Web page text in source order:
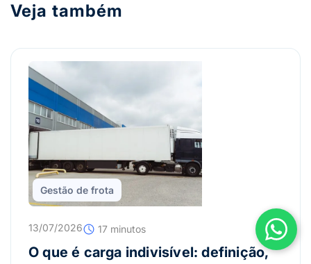
Veja também
Gestão de frota
13/07/2026 17 minutos
O que é carga indivisível: definição,